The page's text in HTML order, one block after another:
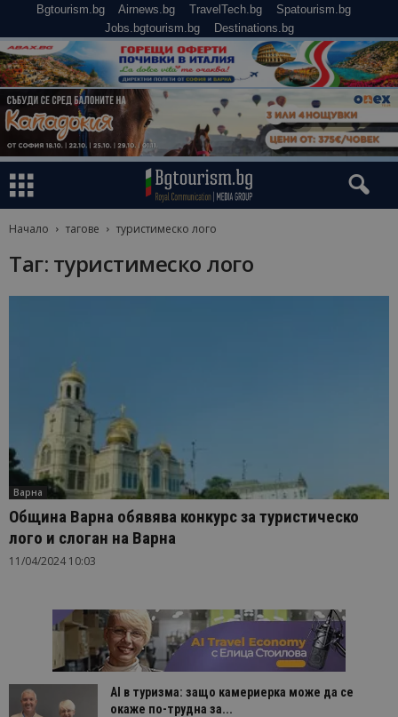
Bgtourism.bg Airnews.bg TravelTech.bg
Spatourism.bg
Jobs.bgtourism.bg
Destinations.bg
Начало тагове туристимеско лого
Таг: туристимеско лого
Варна
Община Варна обявява конкурс за туристическо
лого и слоган на Варна
11/04/2024 10:03
AI в туризма: защо камериерка може да се
окаже по-трудна за...